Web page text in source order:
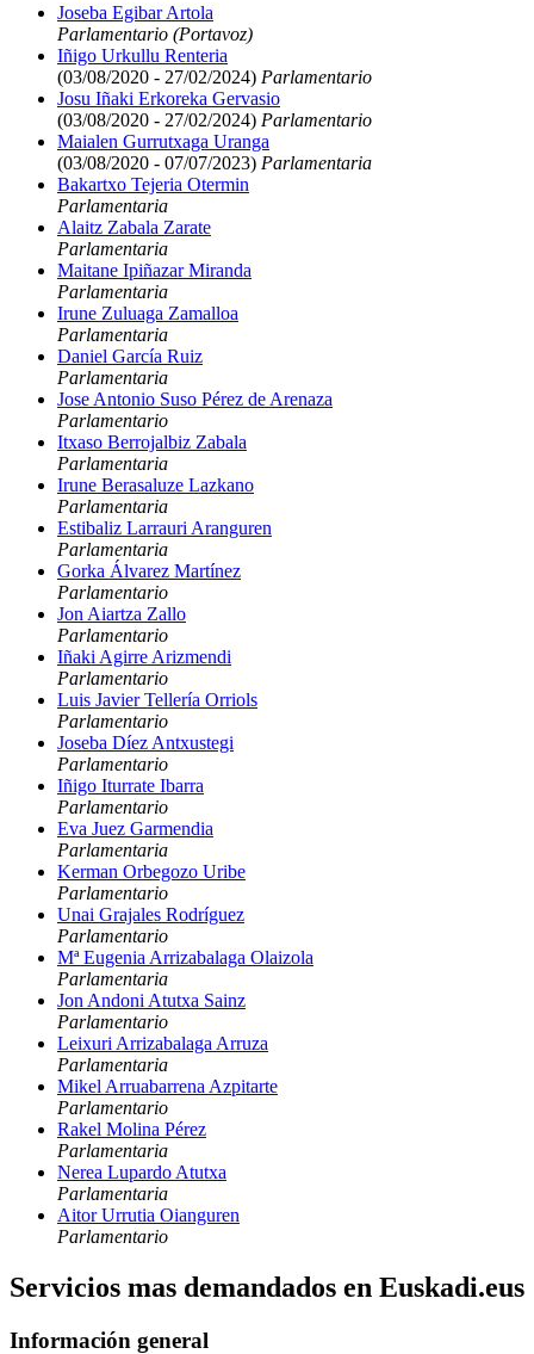
Joseba Egibar Artola
Parlamentario (Portavoz)
Iñigo Urkullu Renteria
(03/08/2020 - 27/02/2024) Parlamentario
Josu Iñaki Erkoreka Gervasio
(03/08/2020 - 27/02/2024) Parlamentario
Maialen Gurrutxaga Uranga
(03/08/2020 - 07/07/2023) Parlamentaria
Bakartxo Tejeria Otermin
Parlamentaria
Alaitz Zabala Zarate
Parlamentaria
Maitane Ipiñazar Miranda
Parlamentaria
Irune Zuluaga Zamalloa
Parlamentaria
Daniel García Ruiz
Parlamentaria
Jose Antonio Suso Pérez de Arenaza
Parlamentario
Itxaso Berrojalbiz Zabala
Parlamentaria
Irune Berasaluze Lazkano
Parlamentaria
Estibaliz Larrauri Aranguren
Parlamentaria
Gorka Álvarez Martínez
Parlamentario
Jon Aiartza Zallo
Parlamentario
Iñaki Agirre Arizmendi
Parlamentario
Luis Javier Tellería Orriols
Parlamentario
Joseba Díez Antxustegi
Parlamentario
Iñigo Iturrate Ibarra
Parlamentario
Eva Juez Garmendia
Parlamentaria
Kerman Orbegozo Uribe
Parlamentario
Unai Grajales Rodríguez
Parlamentario
Mª Eugenia Arrizabalaga Olaizola
Parlamentaria
Jon Andoni Atutxa Sainz
Parlamentario
Leixuri Arrizabalaga Arruza
Parlamentaria
Mikel Arruabarrena Azpitarte
Parlamentario
Rakel Molina Pérez
Parlamentaria
Nerea Lupardo Atutxa
Parlamentaria
Aitor Urrutia Oianguren
Parlamentario
Servicios mas demandados en Euskadi.eus
Información general